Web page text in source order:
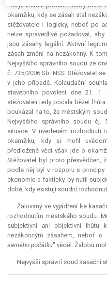
nebyl, lhůta k podání žaloby běžet
okamžiku, kdy se zásah stal
stěžovatele i logický, neboť po
nelze spravedlivě požadovat,
jsou zásahy legální. Aktivní
zásah změní na nezákonný. K
Nejvyššího správního soudu ze
č. 735/2006 Sb. NSS. Stěžovatel
v jeho případě. Kolaudační
stavebního povolení dne 21.
stěžovateli tedy počala běžet
poukázal na to, že městským
Nejvyššího správního soudu
situace. V uvedeném rozhodnutí
okamžiku, kdy si mohl
předložené věci však jde o
Stěžovatel byl proto přesvědčen,
podle něj byl v rozporu s principy
ekonomie a fakticky by nutil
době, kdy existují soudní
Žalovaný ve vyjádření ke
rozhodnutím městského soudu.
subjektivní ani objektivní lhůtu
nezákonným zásahem, neboť o
samého počátku" věděl. Žalobu
Nejvyšší správní soud kasační